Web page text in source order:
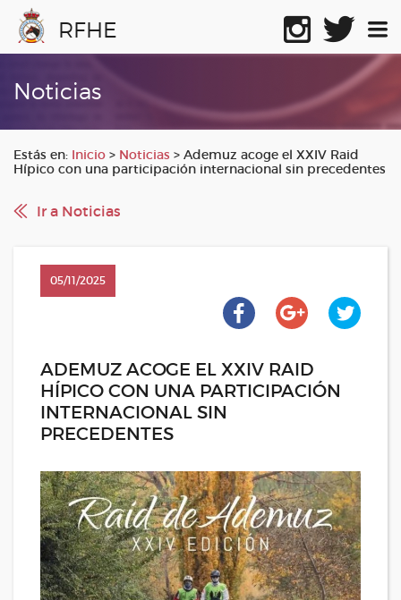
RFHE
Noticias
Estás en: Inicio > Noticias > Ademuz acoge el XXIV Raid
Hípico con una participación internacional sin precedentes
Ir a Noticias
05/11/2025
ADEMUZ ACOGE EL XXIV RAID
HÍPICO CON UNA PARTICIPACIÓN
INTERNACIONAL SIN
PRECEDENTES